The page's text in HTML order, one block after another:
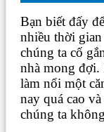
Bạn biết đấy
nhiều thời
chúng ta cố
nhà mong đợi.
làm nổi một
nay quá cao
chúng ta